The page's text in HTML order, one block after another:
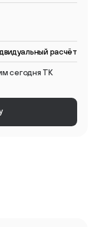
расчёт
сегодня ТК